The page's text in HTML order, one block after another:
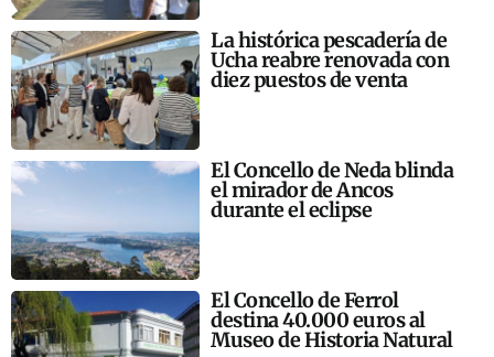
La histórica pescadería de
Ucha reabre renovada con
diez puestos de venta
El Concello de Neda blinda
el mirador de Ancos
durante el eclipse
El Concello de Ferrol
destina 40.000 euros al
Museo de Historia Natural